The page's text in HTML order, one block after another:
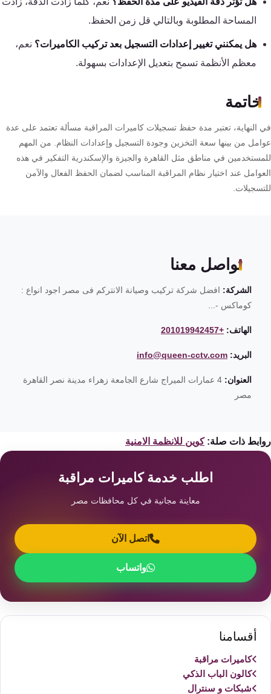
المساحة المطلوبة وبالتالي قل زمن الحفظ.
هل يمكنني تغيير إعدادات التسجيل بعد تركيب الكاميرات؟نعم،
معظم الأنظمة تسمح بتعديل الإعدادات بسهولة.
خاتمة
النهاية، تعتبر مدة حفظ تسجيلات كاميرات المراقبة مسألة تعتمد على عدة
من بينها سعة التخزين وجودة التسجيل وإعدادات النظام. من المهم
في مناطق مثل القاهرة والجيزة والإسكندرية التفكير في هذه
عند اختيار نظام المراقبة المناسب لضمان الحفظ الفعال والآمن
تواصل معنا
الشركة:افضل شركة تركيب وصيانة الانتركم فى مصر اجود انواع :
كوماكس -...
الهاتف: +201019942457
البريد: info@queen-cctv.com
العنوان:
4 عمارات الميراج شارع الجامعة زهراء مدينة نصر القاهرة
مصر
ذات صلة: كوين للانظمة الامنية
اطلب خدمة كاميرات مراقبة
معاينة مجانية في كل محافظات مصر
اتصل الآن
واتساب
أقسامنا
كاميرات مراقبة
كالون الباب الذكي
شبكات و سنترال